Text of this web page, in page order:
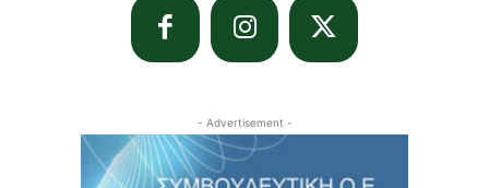
- Advertisement -